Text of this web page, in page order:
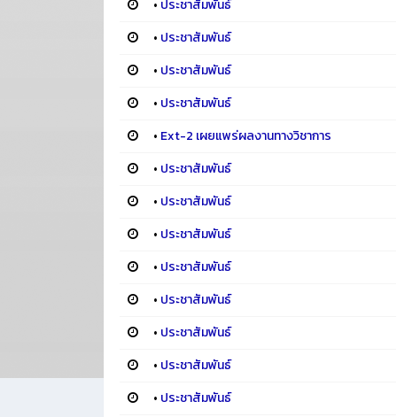
• ประชาสัมพันธ์
• ประชาสัมพันธ์
• ประชาสัมพันธ์
• ประชาสัมพันธ์
• Ext-2 เผยแพร่ผลงานทางวิชาการ
• ประชาสัมพันธ์
• ประชาสัมพันธ์
• ประชาสัมพันธ์
• ประชาสัมพันธ์
• ประชาสัมพันธ์
• ประชาสัมพันธ์
• ประชาสัมพันธ์
• ประชาสัมพันธ์